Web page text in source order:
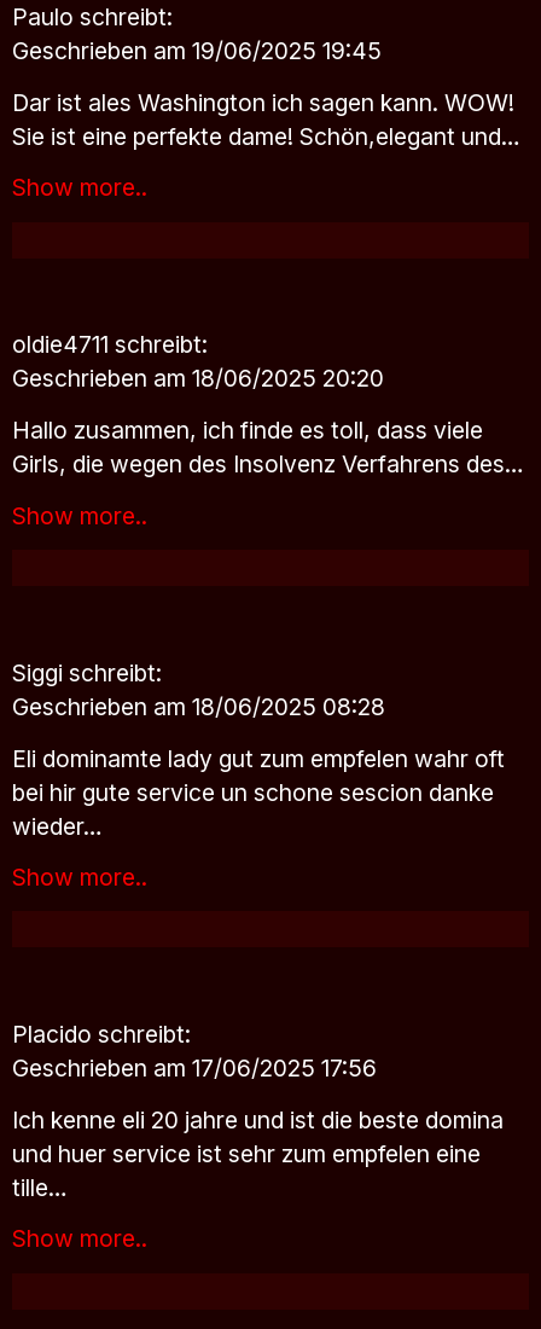
Paulo schreibt:
Geschrieben am 19/06/2025 19:45
Dar ist ales Washington ich sagen kann. WOW!
Sie ist eine perfekte dame! Schön,elegant und…
Show more..
oldie4711 schreibt:
Geschrieben am 18/06/2025 20:20
Hallo zusammen, ich finde es toll, dass viele
Girls, die wegen des Insolvenz Verfahrens des…
Show more..
Siggi schreibt:
Geschrieben am 18/06/2025 08:28
Eli dominamte lady gut zum empfelen wahr oft
bei hir gute service un schone sescion danke
wieder…
Show more..
Placido schreibt:
Geschrieben am 17/06/2025 17:56
Ich kenne eli 20 jahre und ist die beste domina
und huer service ist sehr zum empfelen eine
tille…
Show more..